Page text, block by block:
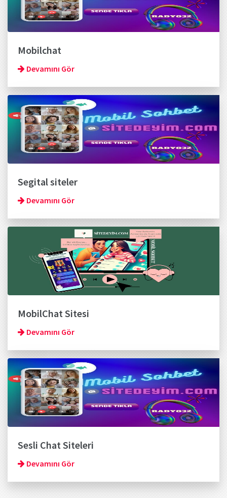
Mobilchat
Devamını Gör
Segital siteler
Devamını Gör
MobilChat Sitesi
Devamını Gör
Sesli Chat Siteleri
Devamını Gör